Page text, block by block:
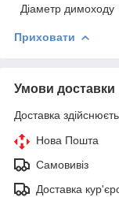
Діаметр димоходу
Приховати
Умови доставки
Доставка
Нова Пошта
Самовивіз
Доставка